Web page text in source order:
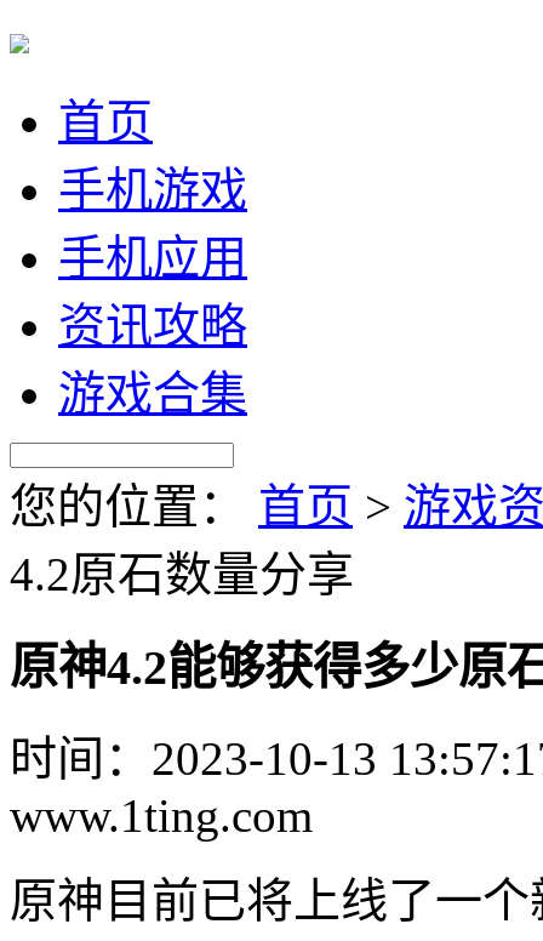
首页
手机游戏
手机应用
资讯攻略
游戏合集
您的位置： 首页 > 游戏
4.2原石数量分享
原神4.2能够获得多少原
时间：2023-10-13
www.1ting.com
原神目前已将上线了一